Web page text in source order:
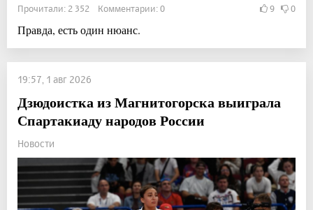
Прочитали: 2 352 Комментарии: 0 9 0
Правда, есть один нюанс.
19:57, 1 авг 2026
Дзюдоистка из Магнитогорска выиграла
Спартакиаду народов России
Новости